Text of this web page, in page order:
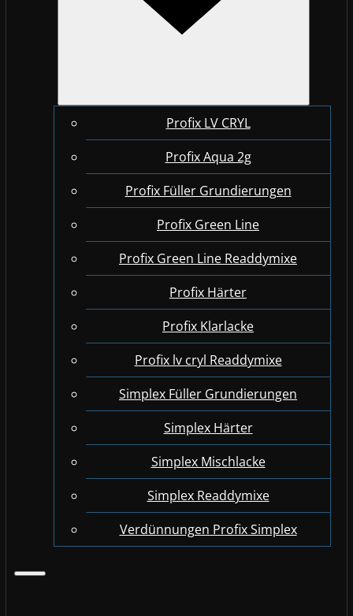
Profix LV CRYL
Profix Aqua 2g
Profix Füller Grundierungen
Profix Green Line
Profix Green Line Readdymixe
Profix Härter
Profix Klarlacke
Profix lv cryl Readdymixe
Simplex Füller Grundierungen
Simplex Härter
Simplex Mischlacke
Simplex Readdymixe
Verdünnungen Profix Simplex